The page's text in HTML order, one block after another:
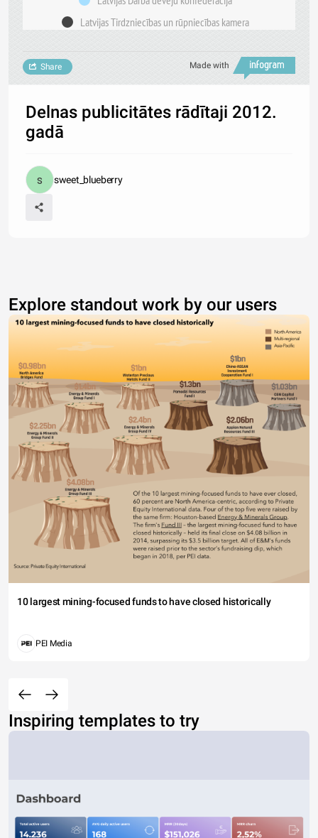
Latvijas Tirdzniecības un rūpniecības kamera
Made with
Share
Delnas publicitātes rādītaji 2012.
gadā
sweet_blueberry
Explore standout work by our users
10 largest mining-focused funds to have closed historically
PEI Media
Inspiring templates to try